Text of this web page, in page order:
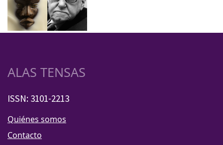
ALAS TENSAS
ISSN: 3101-2213
Quiénes somos
Contacto